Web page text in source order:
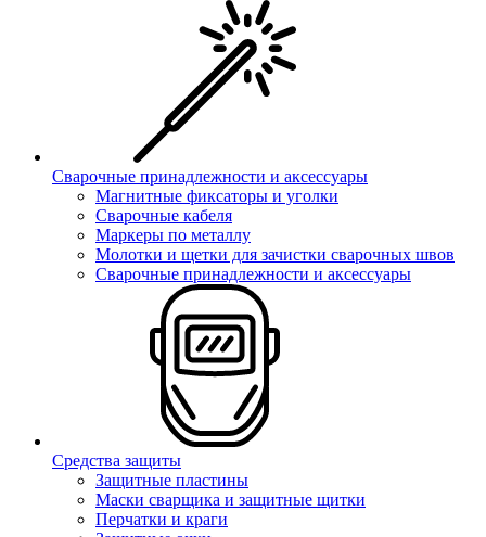
Сварочные принадлежности и аксессуары
Магнитные фиксаторы и уголки
Сварочные кабеля
Маркеры по металлу
Молотки и щетки для зачистки сварочных швов
Сварочные принадлежности и аксессуары
Средства защиты
Защитные пластины
Маски сварщика и защитные щитки
Перчатки и краги